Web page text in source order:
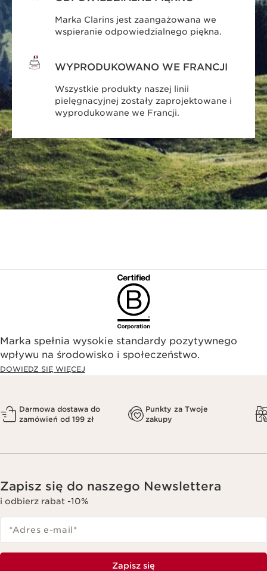
Marka Clarins jest zaangażowana we
wspieranie odpowiedzialnego piękna.
WYPRODUKOWANO WE FRANCJI
Wszystkie produkty naszej linii
pielęgnacyjnej zostały zaprojektowane i
wyprodukowane we Francji.
Marka spełnia wysokie standardy pozytywnego
wpływu na środowisko i społeczeństwo.​
DOWIEDZ SIĘ WIĘCEJ
Darmowa dostawa do
zamówień od 199 zł
Punkty za Twoje
zakupy
Zapisz się do naszego Newslettera
i odbierz rabat -10%
*Adres e-mail*
Zapisz się